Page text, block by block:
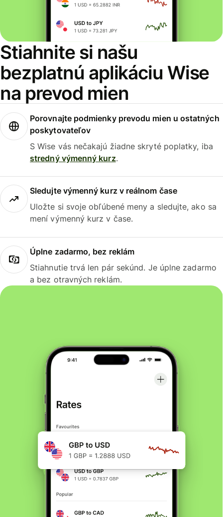
Stiahnite si našu
bezplatnú aplikáciu Wise
na prevod mien
Porovnajte podmienky prevodu mien u ostatných
poskytovateľov
S Wise vás nečakajú žiadne skryté poplatky, iba
stredný výmenný kurz.
Sledujte výmenný kurz v reálnom čase
Uložte si svoje obľúbené meny a sledujte, ako sa
mení výmenný kurz v čase.
Úplne zadarmo, bez reklám
Stiahnutie trvá len pár sekúnd. Je úplne zadarmo
a bez otravných reklám.